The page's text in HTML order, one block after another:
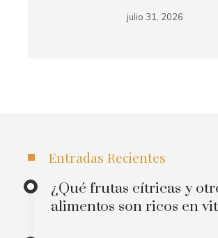
julio 31, 2026
Entradas Recientes
¿Qué frutas cítricas y
alimentos son ricos en